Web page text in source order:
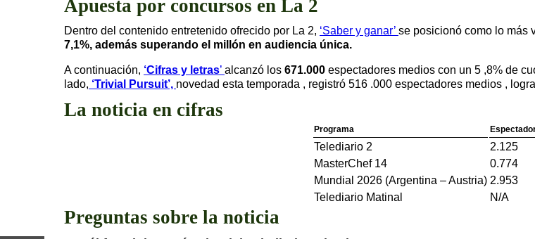
Apuesta por concursos en La 2
Dentro del contenido entretenido ofrecido por La 2, ‘Saber y ganar’ se posicionó como lo más
7,1%, además superando el millón en audiencia única.
A continuación, ‘Cifras y letras’ alcanzó los 671.000 espectadores medios con un 5 ,8% de
lado, ‘Trivial Pursuit’, novedad esta temporada , registró 516 .000 espectadores medios ,
La noticia en cifras
Programa
Telediario 2 2.125
MasterChef 14
0.774
Mundial 2026 (Argentina – Austria) 2.953
Telediario Matinal
N/A
Preguntas sobre la noticia